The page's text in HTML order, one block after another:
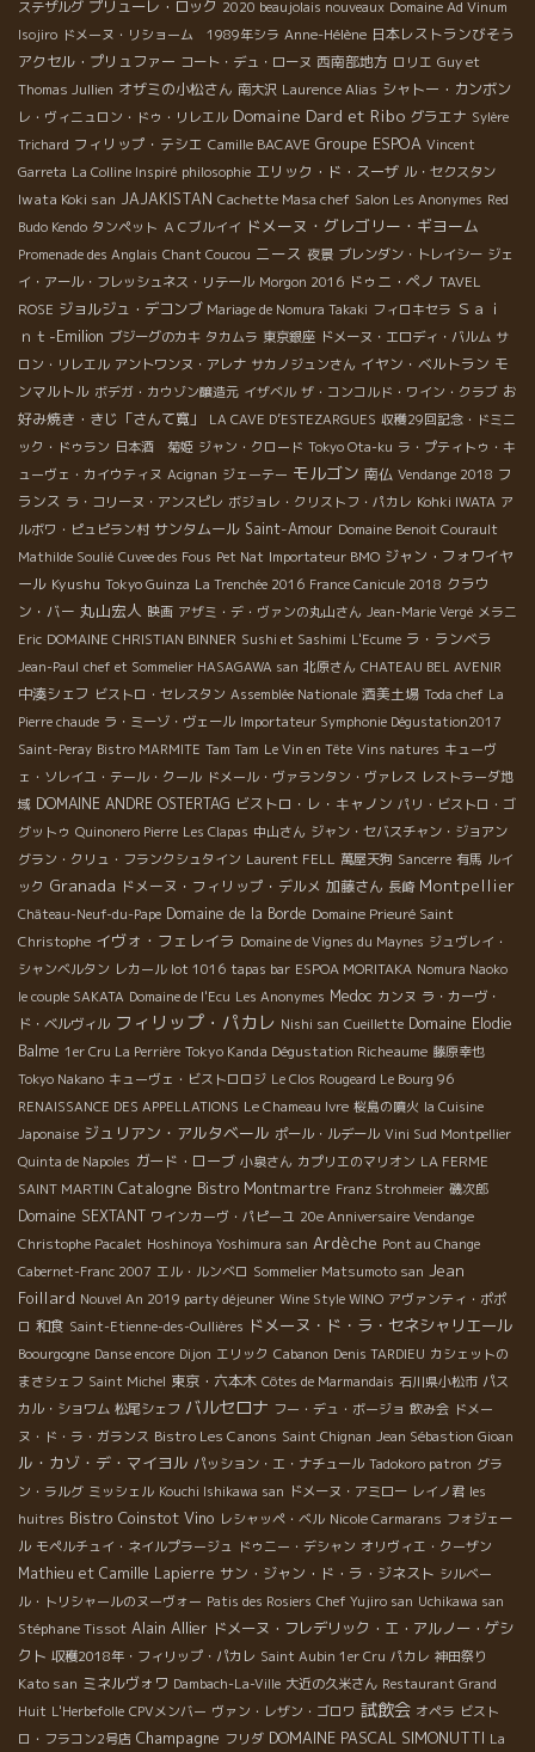
ステザルグ プリューレ・ロック 2020 beaujolais nouveaux Domaine Ad Vinum
Isojiro ドメーヌ・リショーム 1989年シラ Anne-Hélène 日本レストランびそう
アクセル・プリュファー コート・デュ・ローヌ 西南部地方 ロリエ Guy et
Thomas Jullien オザミの小松さん 南大沢 Laurence Alias シャトー・カンボン
レ・ヴィニュロン・ドゥ・リレエル Domaine Dard et Ribo グラエナ Sylère
Trichard フィリップ・テシエ Camille BACAVE Groupe ESPOA Vincent
Garreta La Colline Inspiré philosophie エリック・ド・スーザ ル・セクスタン
Iwata Koki san JAJAKISTAN Cachette Masa chef Salon Les Anonymes Red
Budo Kendo タンペット ＡＣブルイイ ドメーヌ・グレゴリー・ギヨーム
Promenade des Anglais Chant Coucou ニース 夜景 ブレンダン・トレイシー ジェ
イ・アール・フレッシュネス・リテール Morgon 2016 ドゥニ・ペノ TAVEL
ROSE ジョルジュ・デコンブ Mariage de Nomura Takaki フィロキセラ Ｓａｉ
ｎｔ-Emilion ブジーグのカキ タカムラ 東京銀座 ドメーヌ・エロディ・バルム サ
ロン・リレエル アントワンヌ・アレナ サカノジュンさん イヤン・ベルトラン モ
ンマルトル ボデガ・カウゾン醸造元 イザベル ザ・コンコルド・ワイン・クラブ お
好み焼き・きじ「さんて寛」
LA CAVE D’ESTEZARGUES 収穫29回記念・ドミニ
ック・ドゥラン 日本酒 菊姫 ジャン・クロード Tokyo Ota-ku ラ・プティトゥ・キ
ューヴェ・カイウティヌ Acignan ジェーテー モルゴン 南仏 Vendange 2018 フ
ランス ラ・コリーヌ・アンスピレ ボジョレ・クリストフ・パカレ Kohki IWATA ア
ルボワ・ピュピラン村 サンタムール Saint-Amour Domaine Benoit Courault
Mathilde Soulié Cuvee des Fous Pet Nat Importateur BMO ジャン・フォワイヤ
ール Kyushu Tokyo Guinza La Trenchée 2016 France Canicule 2018 クラウ
ン・バー 丸山宏人 映画 アザミ・デ・ヴァンの丸山さん Jean-Marie Vergé メラニ
Eric DOMAINE CHRISTIAN BINNER Sushi et Sashimi L'Ecume ラ・ランベラ
Jean-Paul chef et Sommelier HASAGAWA san 北原さん CHATEAU BEL AVENIR
中湊シェフ ビストロ・セレスタン Assemblée Nationale 酒美土場 Toda chef La
Pierre chaude ラ・ミーゾ・ヴェール Importateur Symphonie Dégustation2017
Saint-Peray Bistro MARMITE Tam Tam Le Vin en Tête Vins natures キューヴ
ェ・ソレイユ・テール・クール ドメール・ヴァランタン・ヴァレス レストラーダ地
域 DOMAINE ANDRE OSTERTAG ビストロ・レ・キャノン パリ・ビストロ・ゴ
グットゥ Quinonero Pierre Les Clapas 中山さん ジャン・セバスチャン・ジョアン
グラン・クリュ・フランクシュタイン Laurent FELL 萬屋天狗 Sancerre 有馬 ルイ
ック Granada ドメーヌ・フィリップ・デルメ 加藤さん 長崎 Montpellier
Château-Neuf-du-Pape Domaine de la Borde Domaine Prieuré Saint
Christophe イヴォ・フェレイラ Domaine de Vignes du Maynes ジュヴレイ・
シャンベルタン レカール lot 1016 tapas bar ESPOA MORITAKA Nomura Naoko
le couple SAKATA Domaine de l'Ecu Les Anonymes Medoc カンヌ ラ・カーヴ・
ド・ベルヴィル フィリップ・パカレ Nishi san Cueillette Domaine Elodie
Balme 1er Cru La Perrière Tokyo Kanda Dégustation Richeaume 藤原幸也
Tokyo Nakano キューヴェ・ビストロロジ Le Clos Rougeard Le Bourg 96
RENAISSANCE DES APPELLATIONS Le Chameau Ivre 桜島の噴火 la Cuisine
Japonaise ジュリアン・アルタベール ポール・ルデール Vini Sud Montpellier
Quinta de Napoles ガード・ローブ 小泉さん カプリエのマリオン LA FERME
SAINT MARTIN Catalogne Bistro Montmartre Franz Strohmeier 磯次郎
Domaine SEXTANT ワインカーヴ・パピーユ 20e Anniversaire Vendange
Christophe Pacalet Hoshinoya Yoshimura san Ardèche Pont au Change
Cabernet-Franc 2007 エル・ルンベロ Sommelier Matsumoto san Jean
Foillard Nouvel An 2019 party déjeuner Wine Style WINO アヴァンティ・ポポ
ロ 和食 Saint-Etienne-des-Oullières ドメーヌ・ド・ラ・セネシャリエール
Boourgogne Danse encore Dijon エリック Cabanon Denis TARDIEU カシェットの
まさシェフ Saint Michel 東京・六本木 Côtes de Marmandais 石川県小松市 パス
カル・ショワム 松尾シェフ バルセロナ フー・デュ・ボージョ 飲み会 ドメー
ヌ・ド・ラ・ガランス Bistro Les Canons Saint Chignan Jean Sébastion Gioan
ル・カゾ・デ・マイヨル パッション・エ・ナチュール Tadokoro patron グラ
ン・ラルグ ミッシェル Kouchi Ishikawa san ドメーヌ・アミロー レイノ君 les
huitres Bistro Coinstot Vino レシャッペ・ベル Nicole Carmarans フォジェー
ル モペルチュイ・ネイルプラージュ ドゥニー・デシャン オリヴィエ・クーザン
Mathieu et Camille Lapierre サン・ジャン・ド・ラ・ジネスト シルベー
ル・トリシャールのヌーヴォー Patis des Rosiers Chef Yujiro san Uchikawa san
Stéphane Tissot Alain Allier ドメーヌ・フレデリック・エ・アルノー・ゲシ
クト 収穫2018年・フィリップ・パカレ Saint Aubin 1er Cru パカレ 神田祭り
Kato san ミネルヴォワ Dambach-La-Ville 大近の久米さん Restaurant Grand
Huit L'Herbefolle CPVメンバー ヴァン・レザン・ゴロワ 試飲会 オペラ ビスト
ロ・フラコン2号店 Champagne フリダ DOMAINE PASCAL SIMONUTTI La